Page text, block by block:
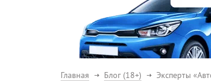
Главная Блог (18+) Эксперты